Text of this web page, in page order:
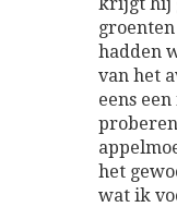
hadden
van het
eens
het
wat ik